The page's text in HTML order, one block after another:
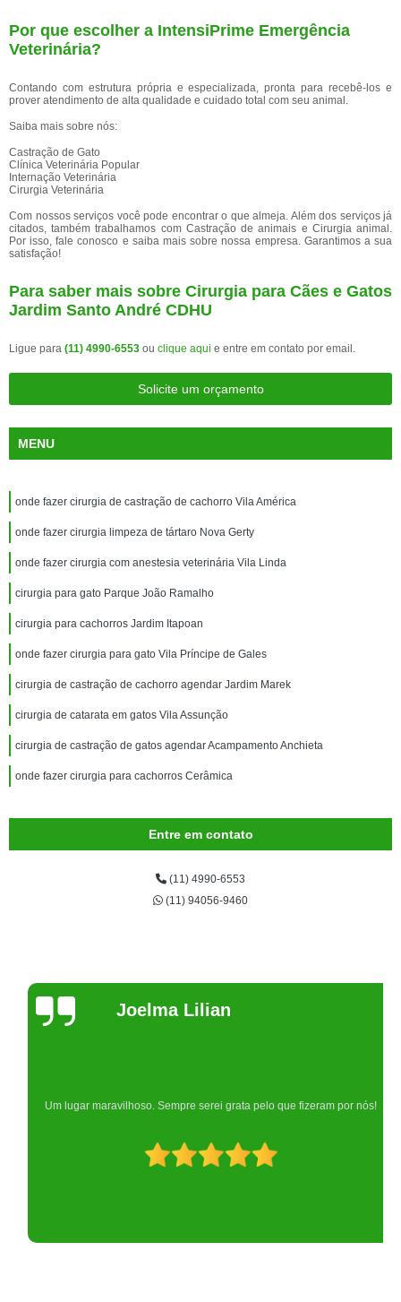
Por que escolher a IntensiPrime Emergência
Veterinária?
Contando com estrutura própria e especializada, pronta para recebê-los e
prover atendimento de alta qualidade e cuidado total com seu animal.
Saiba mais sobre nós:
Castração de Gato
Clínica Veterinária Popular
Internação Veterinária
Cirurgia Veterinária
Com nossos serviços você pode encontrar o que almeja. Além dos serviços já
citados, também trabalhamos com Castração de animais e Cirurgia animal.
Por isso, fale conosco e saiba mais sobre nossa empresa. Garantimos a sua
satisfação!
Para saber mais sobre Cirurgia para Cães e Gatos
Jardim Santo André CDHU
Ligue para (11) 4990-6553 ou clique aqui e entre em contato por email.
Solicite um orçamento
MENU
onde fazer cirurgia de castração de cachorro Vila América
onde fazer cirurgia limpeza de tártaro Nova Gerty
onde fazer cirurgia com anestesia veterinária Vila Linda
cirurgia para gato Parque João Ramalho
cirurgia para cachorros Jardim Itapoan
onde fazer cirurgia para gato Vila Príncipe de Gales
cirurgia de castração de cachorro agendar Jardim Marek
cirurgia de catarata em gatos Vila Assunção
cirurgia de castração de gatos agendar Acampamento Anchieta
onde fazer cirurgia para cachorros Cerâmica
Entre em contato
(11) 4990-6553
(11) 94056-9460
Joelma Lilian
Um lugar maravilhoso. Sempre serei grata pelo que fizeram por nós!